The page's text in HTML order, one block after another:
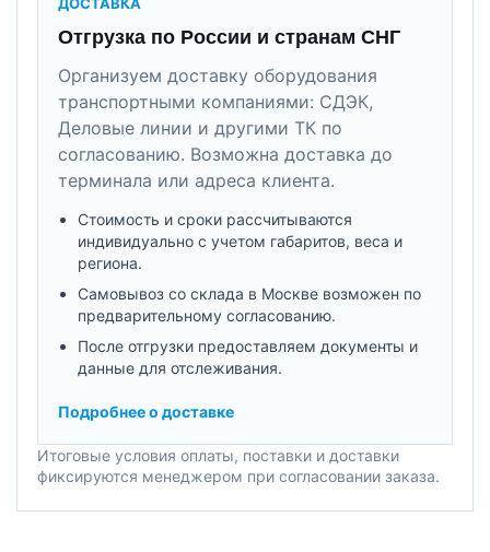
Отгрузка по России и странам СНГ
Организуем доставку оборудования
транспортными компаниями: СДЭК,
Деловые линии и другими ТК по
согласованию. Возможна доставка до
терминала или адреса клиента.
Стоимость и сроки рассчитываются
индивидуально с учетом габаритов, веса и
региона.
Самовывоз со склада в Москве возможен по
предварительному согласованию.
После отгрузки предоставляем документы и
данные для отслеживания.
Подробнее о доставке
Итоговые условия оплаты, поставки и доставки
фиксируются менеджером при согласовании заказа.